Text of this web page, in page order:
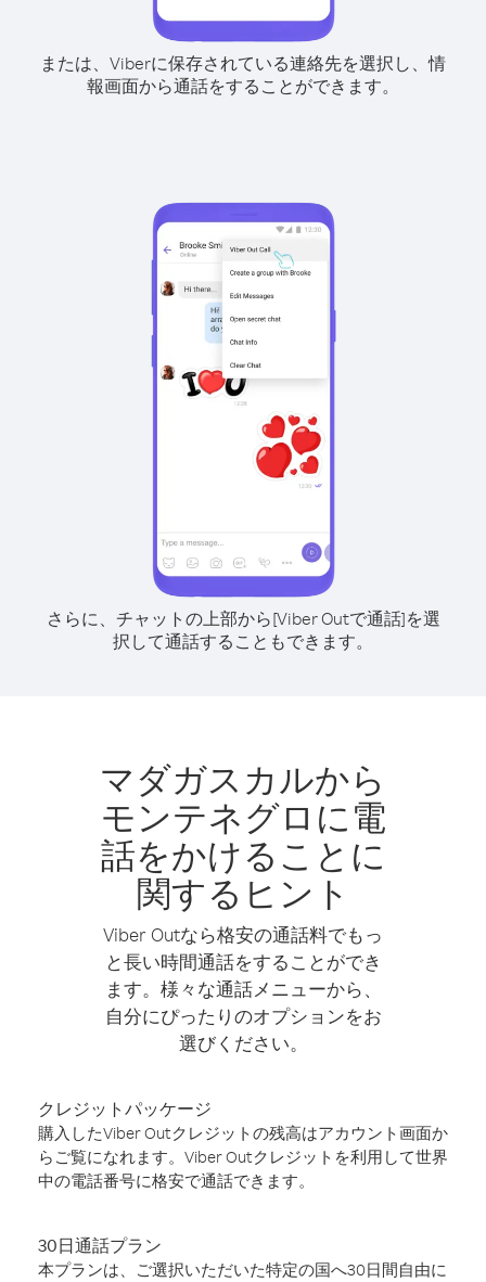
または、Viberに保存されている連絡先を選択し、情
報画面から通話をすることができます。
さらに、チャットの上部から[Viber Outで通話]を選
択して通話することもできます。
マダガスカルから
モンテネグロに電
話をかけることに
関するヒント
Viber Outなら格安の通話料でもっ
と長い時間通話をすることができ
ます。様々な通話メニューから、
自分にぴったりのオプションをお
選びください。
クレジットパッケージ
購入したViber Outクレジットの残高はアカウント画面か
らご覧になれます。Viber Outクレジットを利用して世界
中の電話番号に格安で通話できます。
30日通話プラン
本プランは、ご選択いただいた特定の国へ30日間自由に